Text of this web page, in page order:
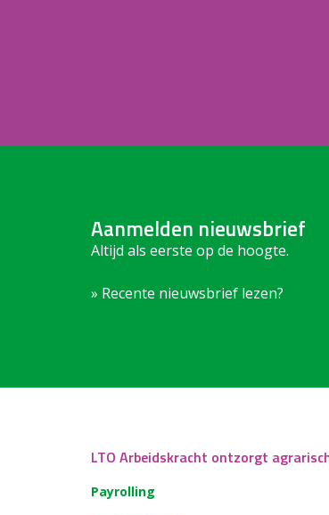
Aanmelden nieuwsbrief
Altijd als eerste op de hoogte.
» Recente nieuwsbrief lezen?
LTO Arbeidskracht ontzorgt
Payrolling